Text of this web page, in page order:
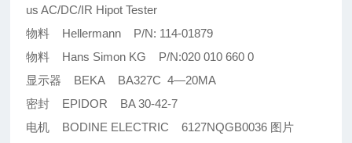
us AC/DC/IR Hipot Tester
物料 Hellermann P/N: 114-01879
物料 Hans Simon KG P/N:020 010 660 0
显示器 BEKA BA327C 4—20MA
密封 EPIDOR BA 30-42-7
电机 BODINE ELECTRIC 6127NQGB0036 图片